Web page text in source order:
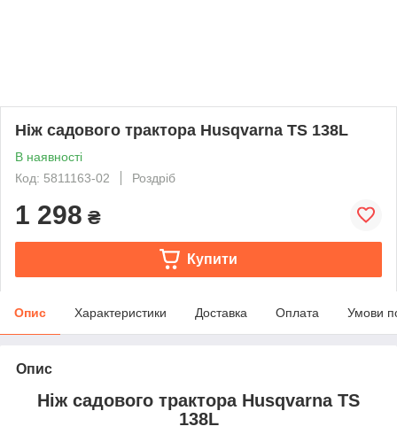
Ніж садового трактора Husqvarna TS 138L
В наявності
Код: 5811163-02
Роздріб
1 298 ₴
Купити
Опис Характеристики Доставка Оплата Умови
Опис
Ніж садового трактора Husqvarna TS
138L